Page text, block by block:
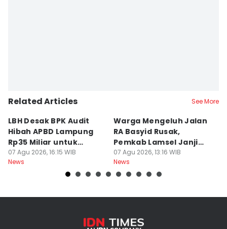
Related Articles See More
LBH Desak BPK Audit
Hibah APBD Lampung
Rp35 Miliar untuk
Kejaksaan
07 Agu 2026, 16:15 WIB
News
Warga Mengeluh Jalan
RA Basyid Rusak,
Pemkab Lamsel Janji
Segera Perbaiki
07 Agu 2026, 13:16 WIB
News